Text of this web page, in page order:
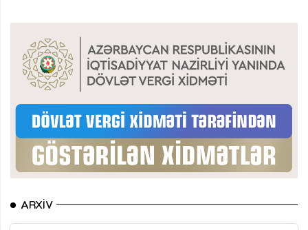
ARXIV